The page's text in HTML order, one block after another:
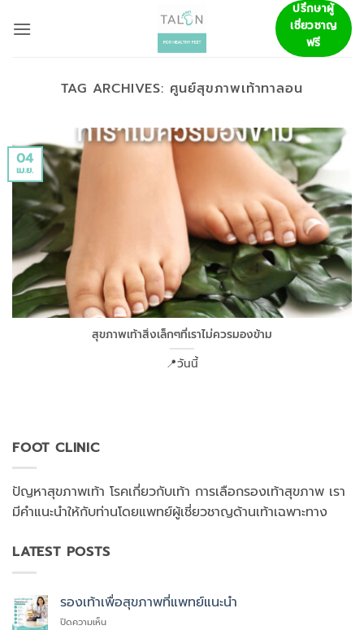
ปรึกษาผู้
เชี่ยวชาญ
ฟรี
TAG ARCHIVES: ศูนย์สุขภาพเท้าทาลอน
สุขภาพเท้าสิ่งเล็กๆที่เราไม่ควรมองข้าม
📍วันนี้
04
เม.ย.
FOOT CLINIC
ปัญหาสุขภาพเท้า โรคเกี่ยวกับเท้า การเลือกรองเท้าสุขภาพ เรา
มีคำแนะนำให้กับท่านโดยแพทย์ผู้เชี่ยวชาญด้านเท้าเฉพาะทาง
LATEST POSTS
รองเท้าเพื่อสุขภาพที่แพทย์แนะนำ
ปิดความเห็นบน